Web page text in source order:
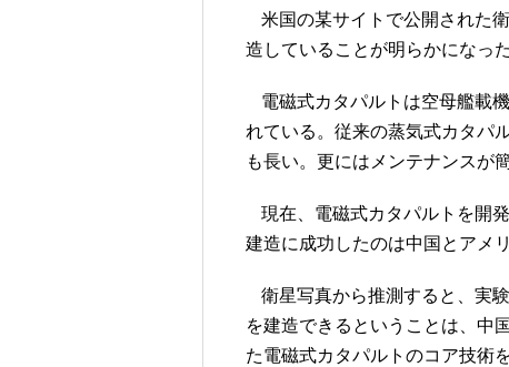
米国の某サイトで公開された
造していることが明らかになっ
電磁式カタパルトは空母艦載
れている。従来の蒸気式カタパ
も長い。更にはメンテナンスが
現在、電磁式カタパルトを開
建造に成功したのは中国とアメ
衛星写真から推測すると、実
を建造できるということは、中
た電磁式カタパルトのコア技術